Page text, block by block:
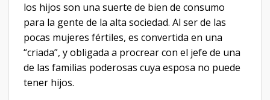
los hijos son una suerte de bien de consumo
para la gente de la alta sociedad. Al ser de las
pocas mujeres fértiles, es convertida en una
“criada”, y obligada a procrear con el jefe de una
de las familias poderosas cuya esposa no puede
tener hijos.